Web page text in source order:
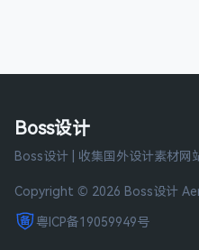
Boss设计
Boss设计 | 收集国外设计素材网
Copyright © 2026 Boss设计
粤ICP备19059949号